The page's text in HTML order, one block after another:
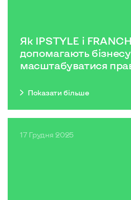
Як IPSTYLE і
допомагають бізнесу
масштабуватися
Показати бiльше
17 Грудня 2025